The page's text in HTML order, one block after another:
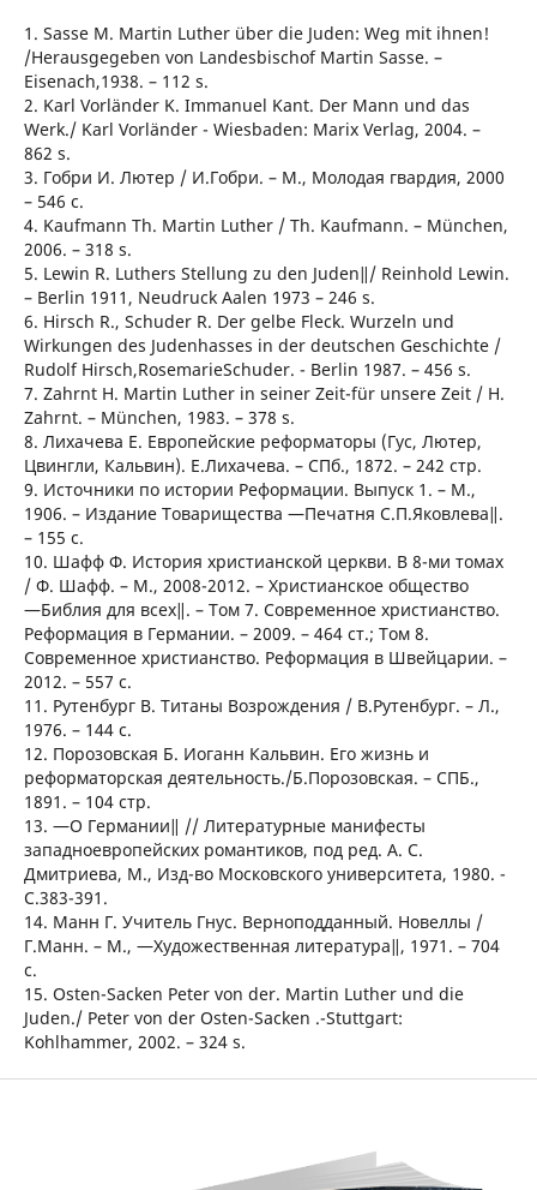
1. Sasse M. Martin Luther über die Juden: Weg mit ihnen!
/Herausgegeben von Landesbischof Martin Sasse. –
Eisenach,1938. – 112 s.
2. Karl Vorländer K. Immanuel Kant. Der Mann und das
Werk./ Karl Vorländer - Wiesbaden: Marix Verlag, 2004. –
862 s.
3. Гобри И. Лютер / И.Гобри. – М., Молодая гвардия, 2000
– 546 с.
4. Kaufmann Th. Martin Luther / Th. Kaufmann. – München,
2006. – 318 s.
5. Lewin R. Luthers Stellung zu den Juden‖/ Reinhold Lewin.
– Berlin 1911, Neudruck Aalen 1973 – 246 s.
6. Hirsch R., Schuder R. Der gelbe Fleck. Wurzeln und
Wirkungen des Judenhasses in der deutschen Geschichte /
Rudolf Hirsch,RosemarieSchuder. - Berlin 1987. – 456 s.
7. Zahrnt H. Martin Luther in seiner Zeit-für unsere Zeit / H.
Zahrnt. – München, 1983. – 378 s.
8. Лихачева Е. Европейские реформаторы (Гус, Лютер,
Цвингли, Кальвин). Е.Лихачева. – СПб., 1872. – 242 стр.
9. Источники по истории Реформации. Выпуск 1. – М.,
1906. – Издание Товарищества ―Печатня С.П.Яковлева‖.
– 155 с.
10. Шафф Ф. История христианской церкви. В 8-ми томах
/ Ф. Шафф. – М., 2008-2012. – Христианское общество
―Библия для всех‖. – Том 7. Современное христианство.
Реформация в Германии. – 2009. – 464 ст.; Том 8.
Современное христианство. Реформация в Швейцарии. –
2012. – 557 с.
11. Рутенбург В. Титаны Возрождения / В.Рутенбург. – Л.,
1976. – 144 с.
12. Порозовская Б. Иоганн Кальвин. Его жизнь и
реформаторская деятельность./Б.Порозовская. – СПБ.,
1891. – 104 стр.
13. ―О Германии‖ // Литературные манифесты
западноевропейских романтиков, под ред. А. С.
Дмитриева, М., Изд-во Московского университета, 1980. -
С.383-391.
14. Манн Г. Учитель Гнус. Верноподданный. Новеллы /
Г.Манн. – М., ―Художественная литература‖, 1971. – 704
с.
15. Osten-Sacken Peter von der. Martin Luther und die
Juden./ Peter von der Osten-Sacken .-Stuttgart:
Kohlhammer, 2002. – 324 s.